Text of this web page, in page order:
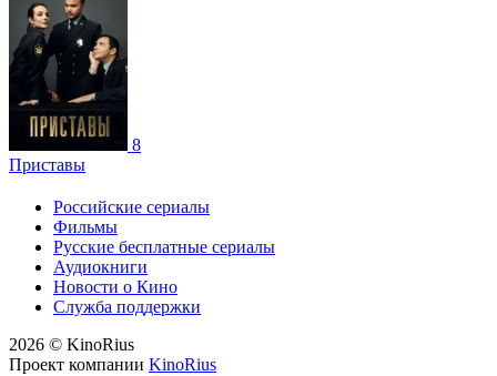
8
Приставы
Российские сериалы
Фильмы
Русские бесплатные сериалы
Аудиокниги
Новости о Кино
Служба поддержки
2026 © KinoRius
Проект компании KinoRius